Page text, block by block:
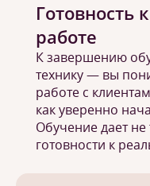
Готовность
работе
К завершению
технику — вы
работе с
как уверенно
Обучение дает
готовности к